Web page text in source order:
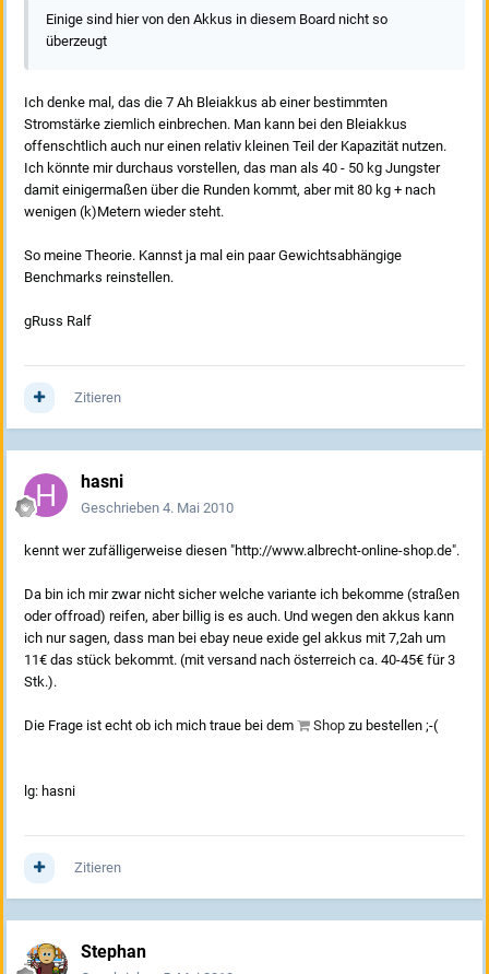
Einige sind hier von den Akkus in diesem Board nicht so
überzeugt
Ich denke mal, das die 7 Ah Bleiakkus ab einer bestimmten
Stromstärke ziemlich einbrechen. Man kann bei den Bleiakkus
offenschtlich auch nur einen relativ kleinen Teil der Kapazität nutzen.
Ich könnte mir durchaus vorstellen, das man als 40 - 50 kg Jungster
damit einigermaßen über die Runden kommt, aber mit 80 kg + nach
wenigen (k)Metern wieder steht.
So meine Theorie. Kannst ja mal ein paar Gewichtsabhängige
Benchmarks reinstellen.
gRuss Ralf
Zitieren
hasni
Geschrieben 4. Mai 2010
kennt wer zufälligerweise diesen "http://www.albrecht-online-shop.de".
Da bin ich mir zwar nicht sicher welche variante ich bekomme (straßen
oder offroad) reifen, aber billig is es auch. Und wegen den akkus kann
ich nur sagen, dass man bei ebay neue exide gel akkus mit 7,2ah um
11€ das stück bekommt. (mit versand nach österreich ca. 40-45€ für 3
Stk.).
Die Frage ist echt ob ich mich traue bei dem Shop zu bestellen ;-(
lg: hasni
Zitieren
Stephan